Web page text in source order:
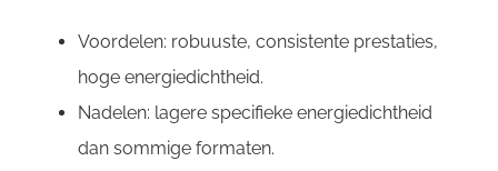
Voordelen: robuuste, consistente prestaties,
hoge energiedichtheid.
Nadelen: lagere specifieke energiedichtheid
dan sommige formaten.